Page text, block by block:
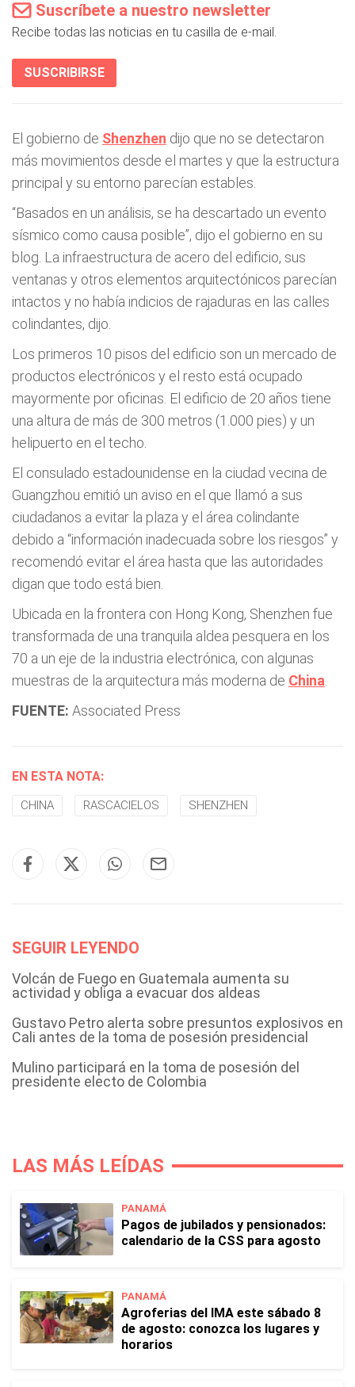
Suscríbete a nuestro newsletter
Recibe todas las noticias en tu casilla de e-mail.
SUSCRIBIRSE
El gobierno de Shenzhen dijo que no se detectaron
más movimientos desde el martes y que la estructura
principal y su entorno parecían estables.
“Basados en un análisis, se ha descartado un evento
sísmico como causa posible”, dijo el gobierno en su
blog. La infraestructura de acero del edificio, sus
ventanas y otros elementos arquitectónicos parecían
intactos y no había indicios de rajaduras en las calles
colindantes, dijo.
Los primeros 10 pisos del edificio son un mercado de
productos electrónicos y el resto está ocupado
mayormente por oficinas. El edificio de 20 años tiene
una altura de más de 300 metros (1.000 pies) y un
helipuerto en el techo.
El consulado estadounidense en la ciudad vecina de
Guangzhou emitió un aviso en el que llamó a sus
ciudadanos a evitar la plaza y el área colindante
debido a “información inadecuada sobre los riesgos” y
recomendó evitar el área hasta que las autoridades
digan que todo está bien.
Ubicada en la frontera con Hong Kong, Shenzhen fue
transformada de una tranquila aldea pesquera en los
70 a un eje de la industria electrónica, con algunas
muestras de la arquitectura más moderna de China
FUENTE: Associated Press
EN ESTA NOTA:
CHINA RASCACIELOS SHENZHEN
SEGUIR LEYENDO
Volcán de Fuego en Guatemala aumenta su
actividad y obliga a evacuar dos aldeas
Gustavo Petro alerta sobre presuntos explosivos en
Cali antes de la toma de posesión presidencial
Mulino participará en la toma de posesión del
presidente electo de Colombia
LAS MÁS LEÍDAS
PANAMÁ
Pagos de jubilados y pensionados:
calendario de la CSS para agosto
PANAMÁ
Agroferias del IMA este sábado 8
de agosto: conozca los lugares y
horarios